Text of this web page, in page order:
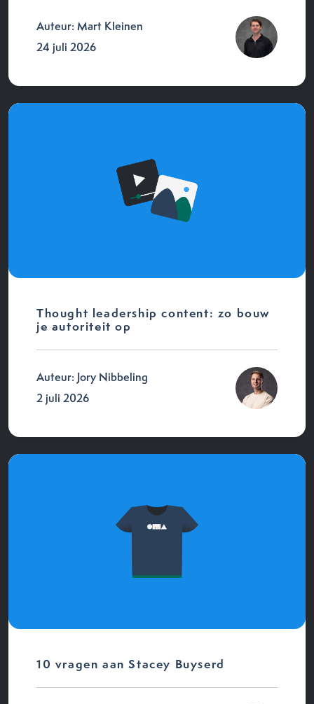
Auteur: Mart Kleinen
24 juli 2026
Thought leadership content: zo bouw
je autoriteit op
Auteur: Jory Nibbeling
2 juli 2026
10 vragen aan Stacey Buyserd